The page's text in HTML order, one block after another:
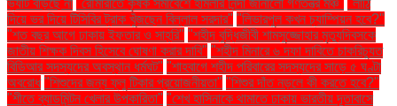
দিয়ে ভর দিয়ে টিসিবির ট্রাক খুঁজছেন বিল্লাল সরদার" "লিভারপুল কখন চ্যাম্পিয়ন হবে?"
"শত বছর আগে ঢাকায় ইফতার ও সাহ্‌রি" "শহীদ বুদ্ধিজীবী শামসুজ্জোহার মৃত্যুদিবসকে
জাতীয় শিক্ষক দিবস হিসেবে ঘোষণা করার দাবি" "শহীদ মিনারে ৬ দফা দাবিতে চাকরিচ্যুত
বিডিআর সদস্যদের অবস্থান ধর্মঘট" "শাহবাগে শহীদ পরিবারের সদস্যদের সাড়ে ৫ ঘণ্টা
অবরোধ "শিশুদের জন্য ফ্লু টিকার প্রয়োজনীয়তা" "শিশুর দাঁত নড়লে কী করতে হবে?"
"শীতে ব্যাডমিন্টন খেলার উপকারিতা" "শেখ হাসিনাকে থামাতে ঢাকায় ভারতীয় দূতাবাসে